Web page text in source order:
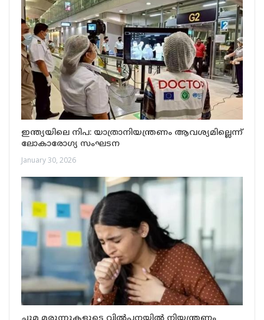
ഇന്ത്യയിലെ നിപ: യാത്രാനിയന്ത്രണം ആവശ്യമില്ലെന്ന്
ലോകാരോഗ്യ സംഘടന
January 30, 2026